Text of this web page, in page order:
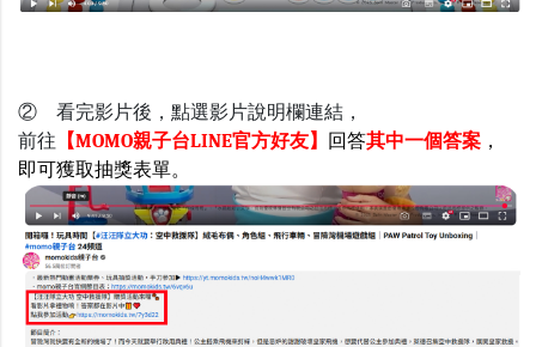
② 看完影片後，點選影片說明欄連結，
前往 【MOMO親子台LINE官方好友】 回答其中一個答案 ，
即可獲取抽獎表單。